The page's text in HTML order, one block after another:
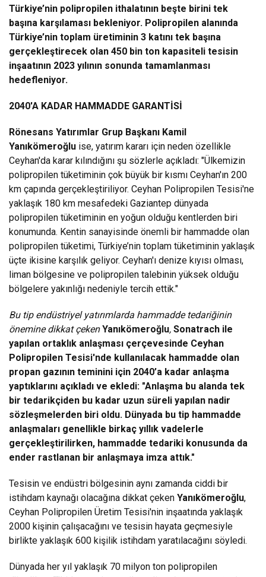
Türkiye’nin polipropilen ithalatının beşte birini tek
başına karşılaması bekleniyor. Polipropilen alanında
Türkiye’nin toplam üretiminin 3 katını tek başına
gerçekleştirecek olan 450 bin ton kapasiteli tesisin
inşaatının 2023 yılının sonunda tamamlanması
hedefleniyor.
2040'A KADAR HAMMADDE GARANTİSİ
Rönesans Yatırımlar Grup Başkanı Kamil
Yanıkömeroğlu ise, yatırım kararı için neden özellikle
Ceyhan'da karar kılındığını şu sözlerle açıkladı: "Ülkemizin
polipropilen tüketiminin çok büyük bir kısmı Ceyhan'ın 200
km çapında gerçekleştiriliyor. Ceyhan Polipropilen Tesisi'ne
yaklaşık 180 km mesafedeki Gaziantep dünyada
polipropilen tüketiminin en yoğun olduğu kentlerden biri
konumunda. Kentin sanayisinde önemli bir hammadde olan
polipropilen tüketimi, Türkiye’nin toplam tüketiminin yaklaşık
üçte ikisine karşılık geliyor. Ceyhan'ı denize kıyısı olması,
liman bölgesine ve polipropilen talebinin yüksek olduğu
bölgelere yakınlığı nedeniyle tercih ettik."
Bu tip endüstriyel yatırımlarda hammadde tedariğinin
önemine dikkat çeken Yanıkömeroğlu, Sonatrach ile
yapılan ortaklık anlaşması çerçevesinde Ceyhan
Polipropilen Tesisi'nde kullanılacak hammadde olan
propan gazının teminini için 2040’a kadar anlaşma
yaptıklarını açıkladı ve ekledi: "Anlaşma bu alanda tek
bir tedarikçiden bu kadar uzun süreli yapılan nadir
sözleşmelerden biri oldu. Dünyada bu tip hammadde
anlaşmaları genellikle birkaç yıllık vadelerle
gerçekleştirilirken, hammadde tedariki konusunda da
ender rastlanan bir anlaşmaya imza attık."
Tesisin ve endüstri bölgesinin aynı zamanda ciddi bir
istihdam kaynağı olacağına dikkat çeken Yanıkömeroğlu,
Ceyhan Polipropilen Üretim Tesisi'nin inşaatında yaklaşık
2000 kişinin çalışacağını ve tesisin hayata geçmesiyle
birlikte yaklaşık 600 kişilik istihdam yaratılacağını söyledi.
Dünyada her yıl yaklaşık 70 milyon ton polipropilen